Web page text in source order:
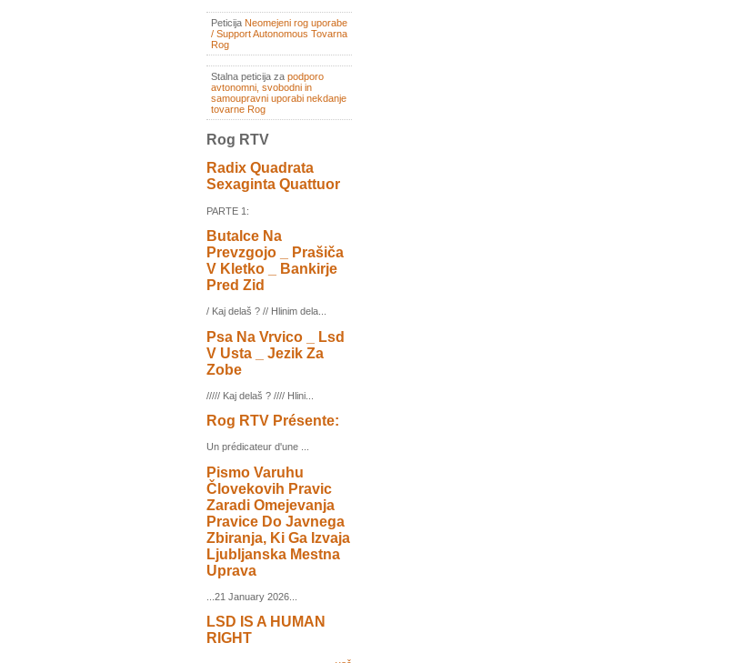
Peticija Neomejeni rog uporabe
/ Support Autonomous Tovarna
Rog
Stalna peticija za podporo
avtonomni, svobodni in
samoupravni uporabi nekdanje
tovarne Rog
Rog RTV
Radix Quadrata
Sexaginta Quattuor
PARTE 1:
Butalce Na
Prevzgojo _ Prašiča
V Kletko _ Bankirje
Pred Zid
/ Kaj delaš ? // Hlinim dela...
Psa Na Vrvico _ Lsd
V Usta _ Jezik Za
Zobe
///// Kaj delaš ? //// Hlini...
Rog RTV Présente:
Un prédicateur d'une ...
Pismo Varuhu
Človekovih Pravic
Zaradi Omejevanja
Pravice Do Javnega
Zbiranja, Ki Ga Izvaja
Ljubljanska Mestna
Uprava
...21 January 2026...
LSD IS A HUMAN
RIGHT